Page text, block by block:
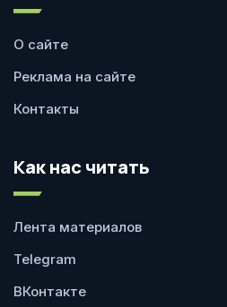
О сайте
Реклама на сайте
Контакты
Как нас читать
Лента материалов
Telegram
ВКонтакте